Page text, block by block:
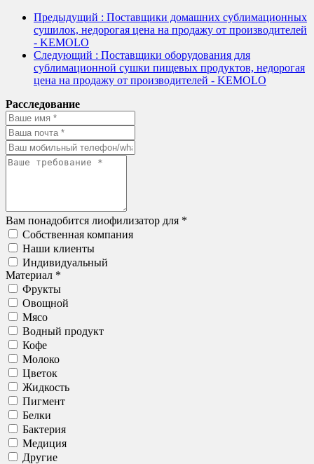
Предыдущий : Поставщики домашних сублимационных
сушилок, недорогая цена на продажу от производителей
- KEMOLO
Следующий : Поставщики оборудования для
сублимационной сушки пищевых продуктов, недорогая
цена на продажу от производителей - KEMOLO
Расследование
Вам понадобится лиофилизатор для *
Собственная компания
Наши клиенты
Индивидуальный
Материал *
Фрукты
Овощной
Мясо
Водный продукт
Кофе
Молоко
Цветок
Жидкость
Пигмент
Белки
Бактерия
Медиция
Другие